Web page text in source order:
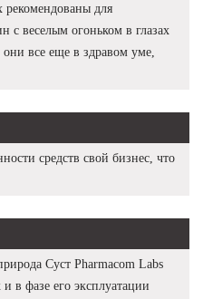
рекомендованы для
с веселым огоньком в глазах
все еще в здравом уме,
средств свой бизнес, что
Суст Pharmacom Labs
в фазе его эксплуатации